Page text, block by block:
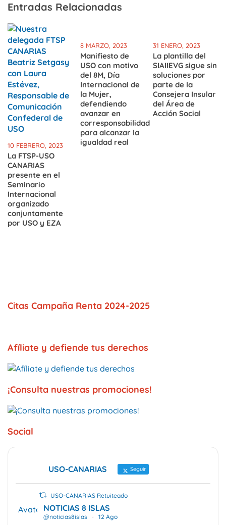
Entradas Relacionadas
10 FEBRERO, 2023
La FTSP-USO
CANARIAS
presente en el
Seminario
Internacional
organizado
conjuntamente
por USO y EZA
8 MARZO, 2023
Manifiesto de
USO con motivo
del 8M, Día
Internacional de
la Mujer,
defendiendo
avanzar en
corresponsabilidad
para alcanzar la
igualdad real
31 ENERO, 2023
La plantilla del
SIAIIEVG sigue sin
soluciones por
parte de la
Consejera Insular
del Área de
Acción Social
Citas Campaña Renta 2024-2025
Afíliate y defiende tus derechos
¡Consulta nuestras promociones!
Social
USO-CANARIAS Seguir
USO-CANARIAS Retuiteado
Avatar NOTICIAS 8 ISLAS
@noticias8islas · 12 Ago